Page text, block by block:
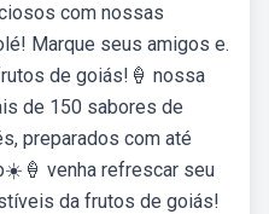
com nossas
Marque seus amigos e.
de goiás!🍦 nossa
de 150 sabores de
preparados com até
venha refrescar seu
da frutos de goiás!